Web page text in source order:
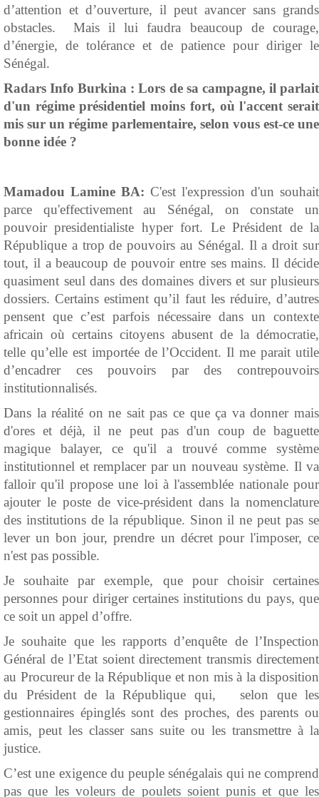
d’attention et d’ouverture, il peut avancer sans grands
obstacles. Mais il lui faudra beaucoup de courage,
d’énergie, de tolérance et de patience pour diriger le
Sénégal.
Radars Info Burkina :Lors de sa campagne, il parlait
d'un régime présidentiel moins fort, où l'accent serait
mis sur un régime parlementaire, selon vous est-ce une
bonne idée ?
Mamadou Lamine BA: C'est l'expression d'un souhait
parce qu'effectivement au Sénégal, on constate un
pouvoir presidentialiste hyper fort. Le Président de la
République a trop de pouvoirs au Sénégal. Il a droit sur
tout, il a beaucoup de pouvoir entre ses mains. Il décide
quasiment seul dans des domaines divers et sur plusieurs
dossiers. Certains estiment qu’il faut les réduire, d’autres
pensent que c’est parfois nécessaire dans un contexte
africain où certains citoyens abusent de la démocratie,
telle qu’elle est importée de l’Occident. Il me parait utile
d’encadrer ces pouvoirs par des contrepouvoirs
institutionnalisés.
Dans la réalité on ne sait pas ce que ça va donner mais
d'ores et déjà, il ne peut pas d'un coup de baguette
magique balayer, ce qu'il a trouvé comme système
institutionnel et remplacer par un nouveau système. Il va
falloir qu'il propose une loi à l'assemblée nationale pour
ajouter le poste de vice-président dans la nomenclature
des institutions de la république. Sinon il ne peut pas se
lever un bon jour, prendre un décret pour l'imposer, ce
n'est pas possible.
Je souhaite par exemple, que pour choisir certaines
personnes pour diriger certaines institutions du pays, que
ce soit un appel d’offre.
Je souhaite que les rapports d’enquête de l’Inspection
Général de l’Etat soient directement transmis directement
au Procureur de la République et non mis à la disposition
du Président de la République qui, selon que les
gestionnaires épinglés sont des proches, des parents ou
amis, peut les classer sans suite ou les transmettre à la
justice.
C’est une exigence du peuple sénégalais qui ne comprend
pas que les voleurs de poulets soient punis et que les